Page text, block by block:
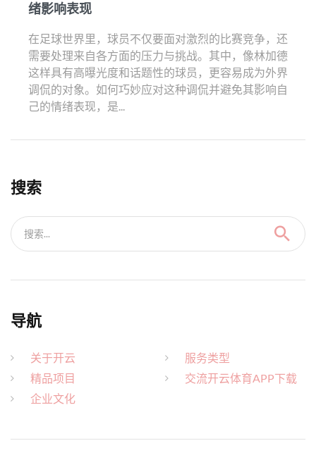
绪影响表现
在足球世界里，球员不仅要面对激烈的比赛竞争，还
需要处理来自各方面的压力与挑战。其中，像林加德
这样具有高曝光度和话题性的球员，更容易成为外界
调侃的对象。如何巧妙应对这种调侃并避免其影响自
己的情绪表现，是...
搜索
搜索...
导航
关于开云
精品项目
企业文化
服务类型
交流开云体育APP下载